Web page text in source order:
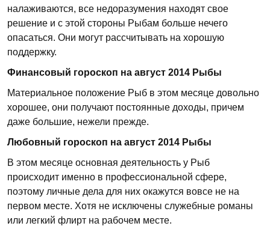
налаживаются, все недоразумения находят свое
решение и с этой стороны Рыбам больше нечего
опасаться. Они могут рассчитывать на хорошую
поддержку.
Финансовый гороскоп на август 2014 Рыбы
Материальное положение Рыб в этом месяце довольно
хорошее, они получают постоянные доходы, причем
даже большие, нежели прежде.
Любовный гороскоп на август 2014 Рыбы
В этом месяце основная деятельность у Рыб
происходит именно в профессиональной сфере,
поэтому личные дела для них окажутся вовсе не на
первом месте. Хотя не исключены служебные романы
или легкий флирт на рабочем месте.